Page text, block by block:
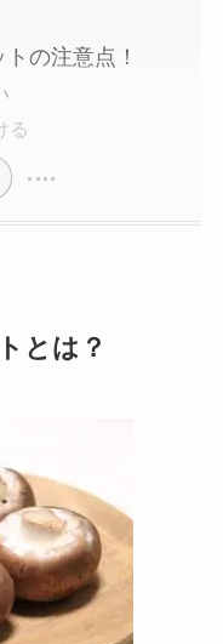
の注意点！
る
とは？